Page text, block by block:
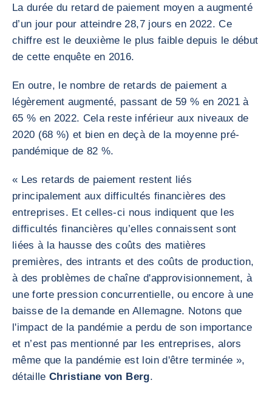
La durée du retard de paiement moyen a augmenté
d’un jour pour atteindre 28,7 jours en 2022. Ce
chiffre est le deuxième le plus faible depuis le début
de cette enquête en 2016.
En outre, le nombre de retards de paiement a
légèrement augmenté, passant de 59 % en 2021 à
65 % en 2022. Cela reste inférieur aux niveaux de
2020 (68 %) et bien en deçà de la moyenne pré-
pandémique de 82 %.
« Les retards de paiement restent liés
principalement aux difficultés financières des
entreprises. Et celles-ci nous indiquent que les
difficultés financières qu’elles connaissent sont
liées à la hausse des coûts des matières
premières, des intrants et des coûts de production,
à des problèmes de chaîne d'approvisionnement, à
une forte pression concurrentielle, ou encore à une
baisse de la demande en Allemagne. Notons que
l'impact de la pandémie a perdu de son importance
et n’est pas mentionné par les entreprises, alors
même que la pandémie est loin d'être terminée »,
détailleChristiane von Berg.